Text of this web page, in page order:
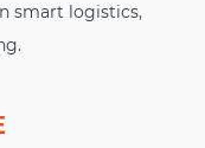
smart logistics,